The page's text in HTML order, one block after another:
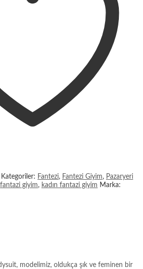
Kategoriler: Fantezi, Fantezi Giyim, Pazaryeri
fantazi giyim, kadın fantazi giyim Marka:
modelimiz, oldukça şık ve feminen bir